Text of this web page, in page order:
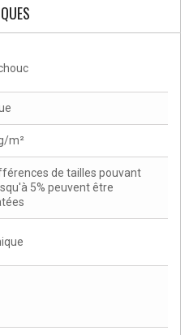
m²
de tailles pouvant
5% peuvent être